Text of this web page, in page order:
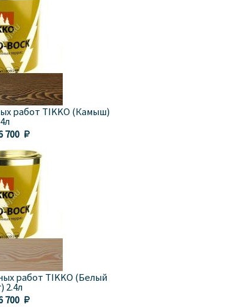
работ TIKKO (Камыш)
700 
работ TIKKO (Белый
2.4л
700 